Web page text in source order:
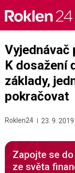
content
Vyjednávač
K dosažení
základy,
pokračovat
Roklen24 23. 9. 2019
Zapojte se
ze světa